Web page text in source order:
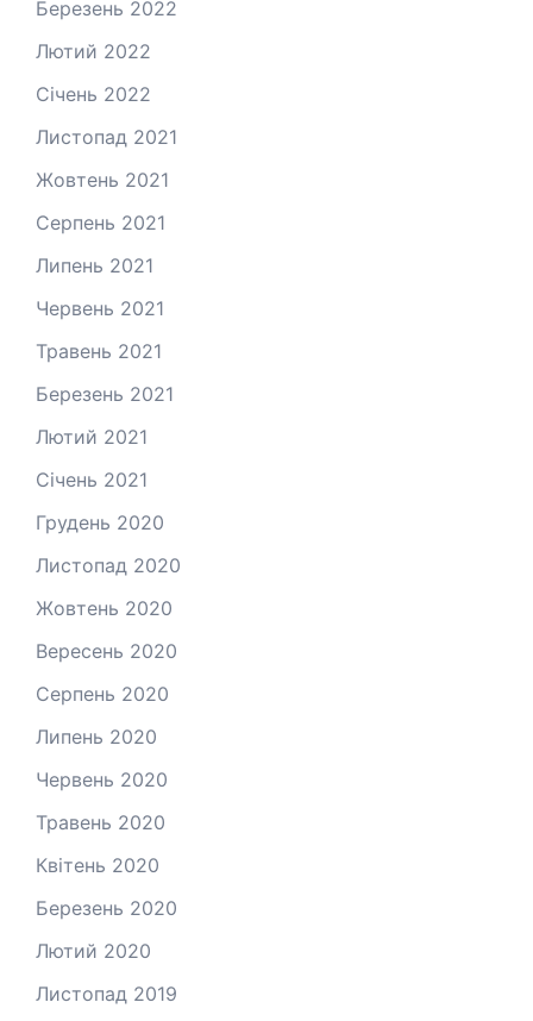
Березень 2022
Лютий 2022
Січень 2022
Листопад 2021
Жовтень 2021
Серпень 2021
Липень 2021
Червень 2021
Травень 2021
Березень 2021
Лютий 2021
Січень 2021
Грудень 2020
Листопад 2020
Жовтень 2020
Вересень 2020
Серпень 2020
Липень 2020
Червень 2020
Травень 2020
Квітень 2020
Березень 2020
Лютий 2020
Листопад 2019